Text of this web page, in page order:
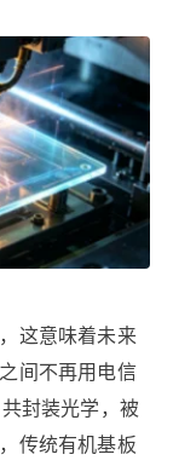
这意味着未来
间不再用电信
共封装光学，被
传统有机基板